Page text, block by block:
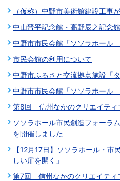
（仮称）中野市美術館建設工事
中山晋平記念館・高野辰之記念館
中野市市民会館「ソソラホール」
市民会館の利用について
中野市ふるさと交流拠点施設「
中野市市民会館「ソソラホール
第8回 信州なかのクリエイティ
ソソラホール市民創造フォーラ
を開催しました
【12月17日】ソソラホール・
しい扉を開く」
第7回 信州なかのクリエイティ